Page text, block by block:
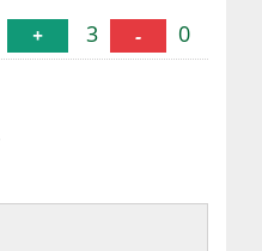
+ 3 - 0